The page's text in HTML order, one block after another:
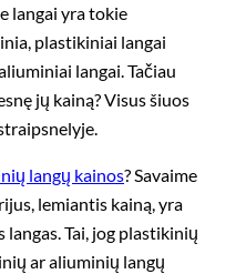
langai yra tokie
plastikiniai langai
langai. Tačiau
jų kainą? Visus šiuos
langų kainos? Savaime
lemiantis kainą, yra
langas. Tai, jog plastikinių
ar aliuminių langų